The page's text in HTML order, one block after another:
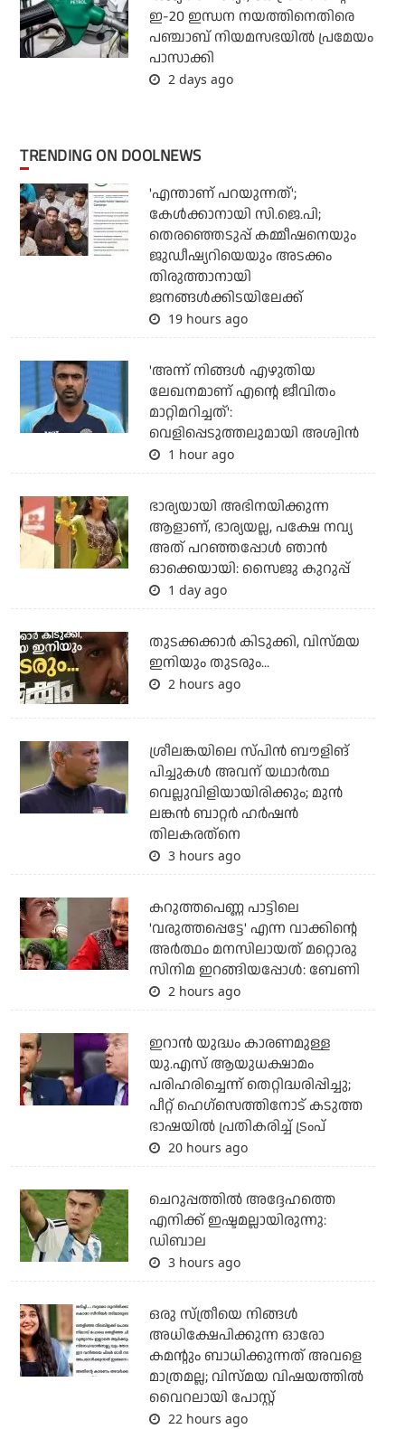
ഇ-20 ഇന്ധന നയത്തിനെതിരെ
പഞ്ചാബ് നിയമസഭയില്‍ പ്രമേയം
പാസാക്കി
2 days ago
TRENDING ON DOOLNEWS
'എന്താണ് പറയുന്നത്';
കേള്‍ക്കാനായി സി.ജെ.പി;
തെരഞ്ഞെടുപ്പ് കമ്മീഷനെയും
ജുഡീഷ്യറിയെയും അടക്കം
തിരുത്താനായി
ജനങ്ങള്‍ക്കിടയിലേക്ക്
19 hours ago
'അന്ന് നിങ്ങള്‍ എഴുതിയ
ലേഖനമാണ് എന്റെ ജീവിതം
മാറ്റിമറിച്ചത്':
വെളിപ്പെടുത്തലുമായി അശ്വിന്‍
1 hour ago
ഭാര്യയായി അഭിനയിക്കുന്ന
ആളാണ്, ഭാര്യയല്ല, പക്ഷേ നവ്യ
അത് പറഞ്ഞപ്പോള്‍ ഞാന്‍
ഓക്കെയായി: സൈജു കുറുപ്പ്
1 day ago
തുടക്കക്കാര്‍ കിടുക്കി, വിസ്മയ
ഇനിയും തുടരും...
2 hours ago
ശ്രീലങ്കയിലെ സ്പിന്‍ ബൗളിങ്
പിച്ചുകള്‍ അവന് യഥാര്‍ത്ഥ
വെല്ലുവിളിയായിരിക്കും; മുന്‍
ലങ്കന്‍ ബാറ്റര്‍ ഹര്‍ഷന്‍
തിലകരത്‌നെ
3 hours ago
കറുത്തപെണ്ണ പാട്ടിലെ
'വരുത്തപ്പെട്ടേ' എന്ന വാക്കിന്റെ
അർത്ഥം മനസിലായത് മറ്റൊരു
സിനിമ ഇറങ്ങിയപ്പോൾ: ബേണി
2 hours ago
ഇറാന്‍ യുദ്ധം കാരണമുള്ള
യു.എസ് ആയുധക്ഷാമം
പരിഹരിച്ചെന്ന് തെറ്റിദ്ധരിപ്പിച്ചു;
പീറ്റ് ഹെഗ്‌സെത്തിനോട് കടുത്ത
ഭാഷയില്‍ പ്രതികരിച്ച് ട്രംപ്
20 hours ago
ചെറുപ്പത്തില്‍ അദ്ദേഹത്തെ
എനിക്ക് ഇഷ്ടമല്ലായിരുന്നു:
ഡിബാല
3 hours ago
ഒരു സ്ത്രീയെ നിങ്ങള്‍
അധിക്ഷേപിക്കുന്ന ഓരോ
കമന്റും ബാധിക്കുന്നത് അവളെ
മാത്രമല്ല; വിസ്മയ വിഷയത്തില്‍
വൈറലായി പോസ്റ്റ്
22 hours ago